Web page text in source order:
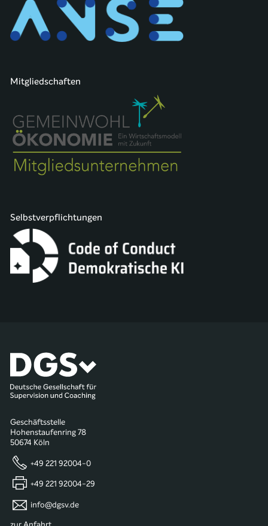
Mitgliedschaften
Selbstverpflichtungen
Geschäftsstelle
Hohenstaufenring 78
50674 Köln
+49 221 92004-0
+49 221 92004-29
info@dgsv.de